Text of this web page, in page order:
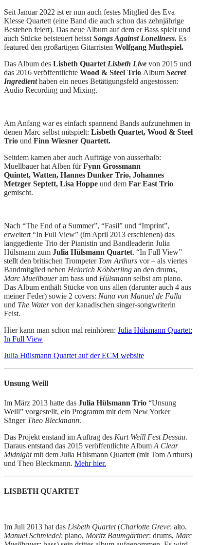
Seit Januar 2022 ist er nun auch festes Mitglied des Eva
Klesse Quartett (eine Band die auch schon das zehnjährige
Bestehen feiert). Das neue Album auf dem er Bass spielt und
auch Stücke beisteuert heisst Songs Against Loneliness. Es
featured den großartigen Gitarristen Wolfgang Muthspiel.
Das Album des Lisbeth Quartet Lisbeth Live von 2015 und
das 2016 veröffentlichte Wood & Steel Trio Album Secret
Ingredienthaben ein neues Betätigungsfeld angestossen:
Audio Recording und Mixing.
Am Anfang war es einfach spannend Bands aufzunehmen in
denen Marc selbst mitspielt: Lisbeth Quartet, Wood & Steel
Trio und Finn Wiesner Quartett.
Seitdem kamen aber auch Aufträge von ausserhalb:
Muellbauer hat Alben fürFynn Grossmann
Quintet, Watten, Hannes Dunker Trio, Johannes
Metzger Septett, Lisa Hoppe und dem Far East Trio
gemischt.
Nach “The End of a Summer”, “Fasil” und “Imprint”,
erweitert “In Full View” (im April 2013 erschienen) das
langgediente Trio der Pianistin und Bandleaderin Julia
Hülsmann zum Julia Hülsmann Quartet. “In Full View”
stellt den britischen Trompeter Tom Arthurs vor – als viertes
Bandmitglied neben Heinrich Köbberling an den drums,
Marc Muellbaueram bass und Hülsmann selbst am piano.
Das Album enthält Stücke von uns allen (darunter auch 4 aus
meiner Feder) sowie 2 covers: Nana von Manuel de Falla
und The Watervon der kanadischen singer-songwriterin
Feist.
Hier kann man schon mal reinhören: Julia Hülsmann Quartet:
In Full View
Julia Hülsmann Quartet auf der ECM website
Unsung Weill
Im März 2013 hatte das Julia Hülsmann Trio “Unsung
Weill” vorgestellt, ein Programm mit dem New Yorker
Sänger Theo Bleckmann.
Das Projekt enstand im Auftrag des Kurt Weill Fest Dessau.
Daraus entstand das 2015 veröffentlichte Album A Clear
Midnightmit dem Julia Hülsmann Quartett (mit Tom Arthurs)
und Theo Bleckmann. Mehr hier.
LISBETH QUARTET
Im Juli 2013 hat das Lisbeth Quartet(Charlotte Greve: alto,
Manuel Schmiedel: piano, Moritz Baumgärtner: drums, Marc